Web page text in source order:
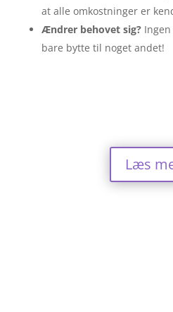
at alle omkostninger er
Ændrer behovet sig?Ingen
bare bytte til noget andet!
Læs